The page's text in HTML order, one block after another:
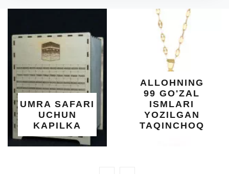
SAFARI
UCHUN
KAPILKA
ALLOHNING
99 GO'ZAL
ISMLARI
YOZILGAN
TAQINCHOQ